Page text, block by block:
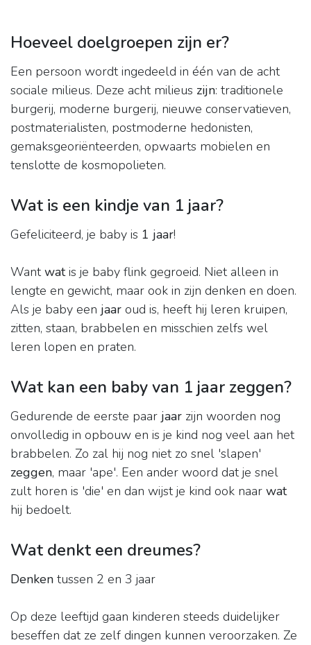
Hoeveel doelgroepen zijn er?
Een persoon wordt ingedeeld in één van de acht
sociale milieus. Deze acht milieus zijn: traditionele
burgerij, moderne burgerij, nieuwe conservatieven,
postmaterialisten, postmoderne hedonisten,
gemaksgeoriënteerden, opwaarts mobielen en
tenslotte de kosmopolieten.
Wat is een kindje van 1 jaar?
Gefeliciteerd, je baby is 1 jaar!
Wantwatis je baby flink gegroeid. Niet alleen in
lengte en gewicht, maar ook in zijn denken en doen.
Als je baby een jaar oud is, heeft hij leren kruipen,
zitten, staan, brabbelen en misschien zelfs wel
leren lopen en praten.
Wat kan een baby van 1 jaar zeggen?
Gedurende de eerste paar jaar zijn woorden nog
onvolledig in opbouw en is je kind nog veel aan het
brabbelen. Zo zal hij nog niet zo snel 'slapen'
zeggen, maar 'ape'. Een ander woord dat je snel
zult horen is 'die' en dan wijst je kind ook naar wat
hij bedoelt.
Wat denkt een dreumes?
Denken tussen 2 en 3 jaar
Op deze leeftijd gaan kinderen steeds duidelijker
beseffen dat ze zelf dingen kunnen veroorzaken. Ze